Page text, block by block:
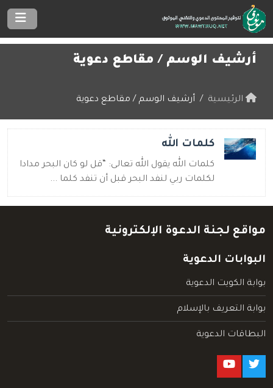
أرشيف الوسم / مقاطع دعوية
الرئيسية أرشيف الوسم / مقاطع دعوية
كلمات الله
كلمات الله يقول الله تعالى: “قل لو كان البحر مدادا
لكلمات ربي لنفد البحر قبل أن تنفد كلما ...
مواقع لجنة الدعوة الإلكترونية
البوابات الدعوية
بوابة الكويت الدعوية
بوابة التعريف بالإسلام
البطاقات الدعوية